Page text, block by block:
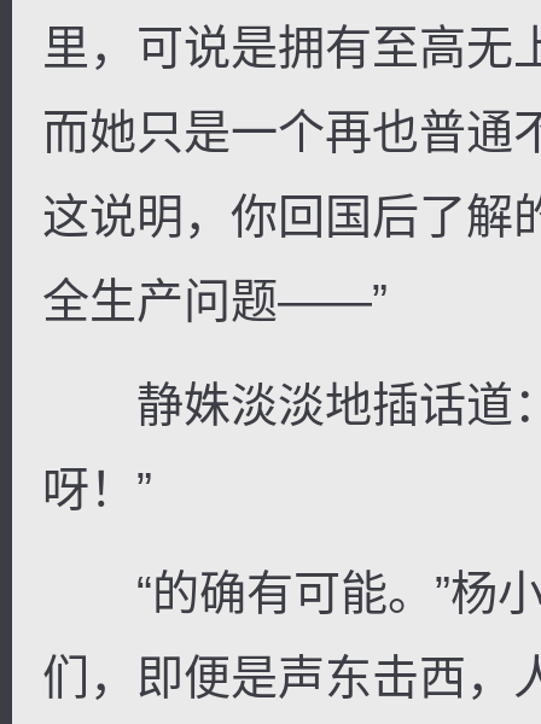
里，可说是拥有至高无
而她只是一个再也普通
这说明，你回国后了解
全生产问题——”
静姝淡淡地插话道：
呀！”
“的确有可能。”杨小
们，即便是声东击西，